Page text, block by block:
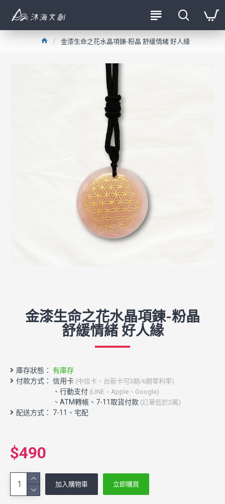
金漆生命之花水晶項鍊-粉晶 舒緩情緒 好人緣
金漆生命之花水晶項鍊-粉晶
舒緩情緒 好人緣
庫存狀態： 有庫存
付款方式： 信用卡 (中信卡、台新卡可3期/6期零利率)
配送方式： 7-11、宅配
$490
加入購物車 立即購買